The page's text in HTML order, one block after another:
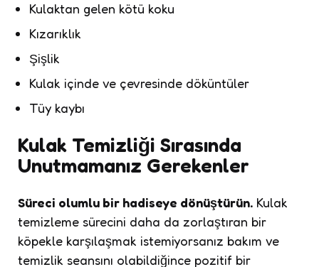
Kulaktan gelen kötü koku
Kızarıklık
Şişlik
Kulak içinde ve çevresinde döküntüler
Tüy kaybı
Kulak Temizliği Sırasında
Unutmamanız Gerekenler
Süreci olumlu bir hadiseye dönüştürün. Kulak
temizleme sürecini daha da zorlaştıran bir
köpekle karşılaşmak istemiyorsanız bakım ve
temizlik seansını olabildiğince pozitif bir